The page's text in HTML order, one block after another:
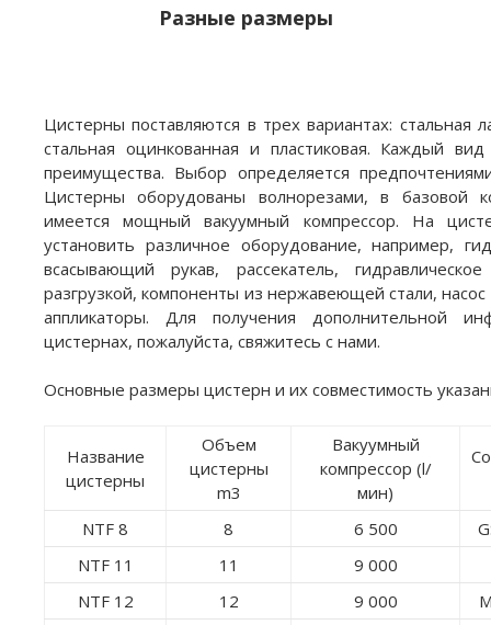
Разные размеры
Цистерны поставляются в трех вариантах: стальная
стальная оцинкованная и пластиковая. Каждый
преимущества. Выбор определяется
Цистерны оборудованы волнорезами, в базовой
имеется мощный вакуумный компрессор. На
установить различное оборудование, например,
всасывающий рукав, рассекатель,
разгрузкой, компоненты из нержавеющей стали,
аппликаторы. Для получения дополнительной
цистернах, пожалуйста, свяжитесь с нами.
Основные размеры цистерн и их совместимость
Название
цистерны
Объем
цистерны
m3
Вакуумный
компрессор (l/
мин)
NTF 8 8 6 500
NTF 11
11
9 000
NTF 12
12 9 000